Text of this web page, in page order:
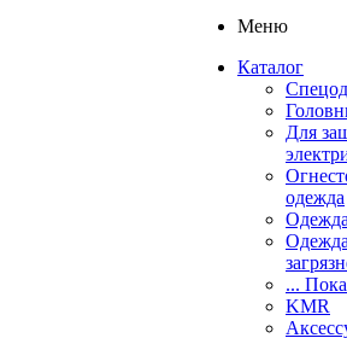
Меню
Каталог
Для
одежда
...
KMR